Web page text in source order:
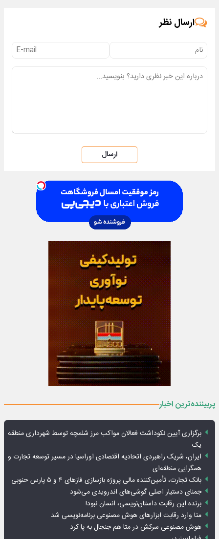
ارسال نظر
ارسال
پربیننده‌ترین اخبار
برگزاری آیین نکوداشت فعالان مواکب مرز شلمچه توسط شهرداری منطقه
یک
ایران، شریک راهبردی اتحادیه اقتصادی اوراسیا در مسیر توسعه تجارت و
همگرایی منطقه‌ای
بانک تجارت، تأمین‌کننده مالی پروژه بازسازی فازهای ۴ و ۵ پارس حنوبی
جمنای دستیار اصلی گوشی‌های اندرویدی می‌شود
برنده این رقابت داستان‌نویسی، انسان نبود!
متا وارد رقابت ابزارهای هوش مصنوعی برنامه‌نویسی شد
هوش مصنوعی سرکش در متا هم جنجال به پا کرد